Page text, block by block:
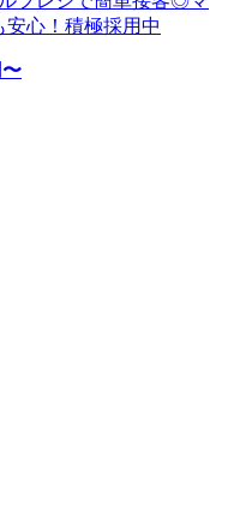
心！積極採用中
〜